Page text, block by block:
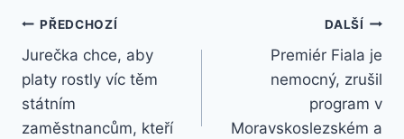
Navigace
pro
příspěvek
PŘEDCHOZÍ
Jurečka chce, aby
platy rostly víc těm
státním
zaměstnancům, kteří
DALŠÍ
Premiér Fiala je
nemocný, zrušil
program v
Moravskoslezském a